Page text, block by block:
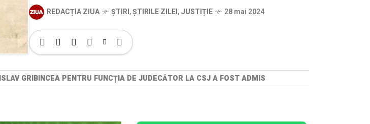
REDACȚIA ZIUA ȘTIRI,ȘTIRILE ZILEI,JUSTIȚIE 28 mai 2024
GRIBINCEA PENTRU FUNCȚIA DE JUDECĂTOR LA CSJ A FOST ADMIS